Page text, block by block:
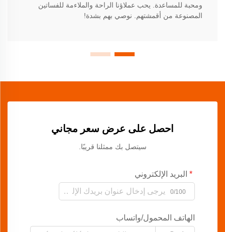
ومحبة للمساعدة. يحب عملاؤنا الراحة والملاءمة للفساتين
المصنوعة من أقمشتهم. نوصي بهم بشدة!
احصل على عرض سعر مجاني
سيتصل بك ممثلنا قريبًا.
البريد الإلكتروني
0/100
الهاتف المحمول/واتساب